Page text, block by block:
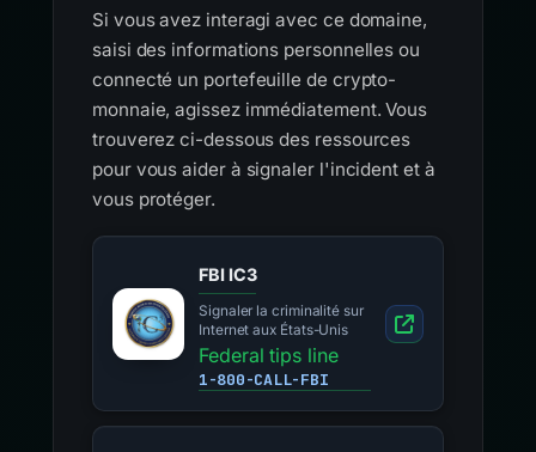
Si vous avez interagi avec ce domaine,
saisi des informations personnelles ou
connecté un portefeuille de crypto-
monnaie, agissez immédiatement. Vous
trouverez ci-dessous des ressources
pour vous aider à signaler l'incident et à
vous protéger.
FBI IC3
Signaler la criminalité sur
Internet aux États-Unis
Federal tips line
1-800-CALL-FBI